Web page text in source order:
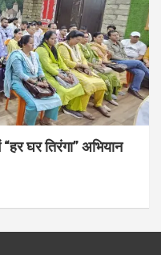
घर तिरंगा” अभियान